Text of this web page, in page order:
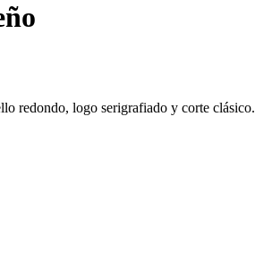
redondo, logo serigrafiado y corte clásico.